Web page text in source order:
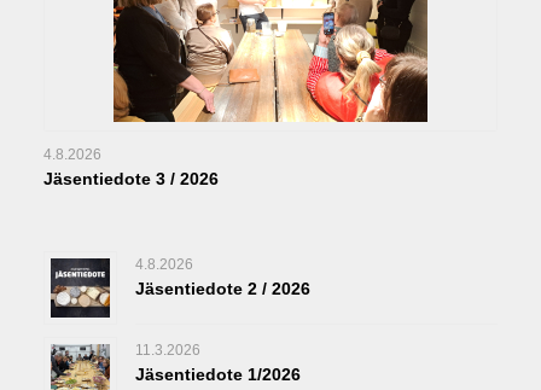
4.8.2026
Jäsentiedote 3 / 2026
4.8.2026
Jäsentiedote 2 / 2026
11.3.2026
Jäsentiedote 1/2026